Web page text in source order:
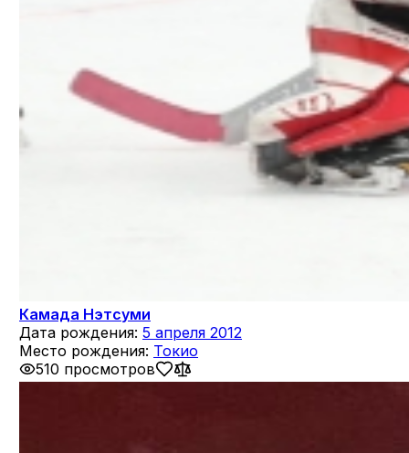
Камада Нэтсуми
Дата рождения: 5 апреля 2012
Место рождения: Токио
510 просмотров